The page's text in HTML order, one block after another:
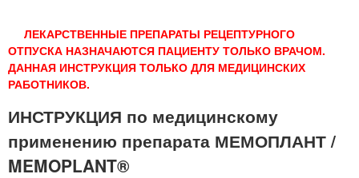
ЛЕКАРСТВЕННЫЕ ПРЕПАРАТЫ РЕЦЕПТУРНОГО
ОТПУСКА НАЗНАЧАЮТСЯ ПАЦИЕНТУ ТОЛЬКО ВРАЧОМ.
ДАННАЯ ИНСТРУКЦИЯ ТОЛЬКО ДЛЯ МЕДИЦИНСКИХ
РАБОТНИКОВ.
ИНСТРУКЦИЯ по медицинскому
применению препарата МЕМОПЛАНТ /
MEMOPLANT®